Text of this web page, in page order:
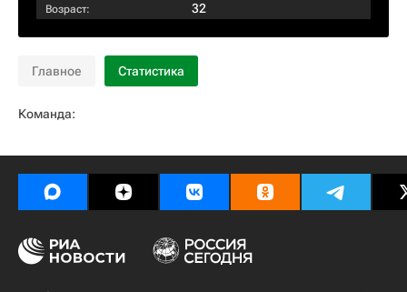
Возраст: 32
Главное Статистика
Команда: